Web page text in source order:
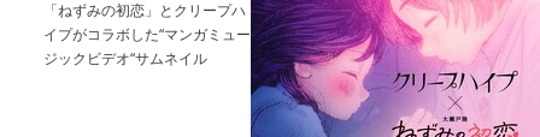
「ねずみの初恋」とクリープハ
イプがコラボした“マンガミュー
ジックビデオ“サムネイル